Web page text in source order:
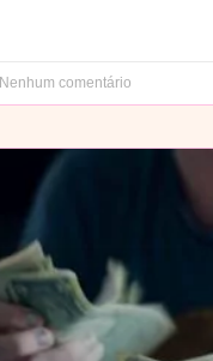
Nenhum comentário